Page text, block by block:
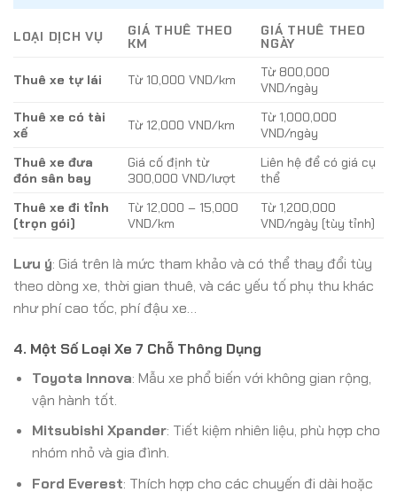
LOẠI DỊCH VỤ
GIÁ THUÊ THEO
KM
GIÁ THUÊ THEO
NGÀY
Thuê xe tự lái Từ 10,000 VND/km
Từ 800,000
VND/ngày
Thuê xe có tài
xế
Từ 12,000 VND/km
Từ 1,000,000
VND/ngày
Thuê xe đưa
đón sân bay
Giá cố định từ
300,000 VND/lượt
Liên hệ để có giá cụ
thể
Thuê xe đi tỉnh
(trọn gói)
Từ 12,000 – 15,000
VND/km
Từ 1,200,000
VND/ngày (tùy tỉnh)
Lưu ý: Giá trên là mức tham khảo và có thể thay đổi tùy
theo dòng xe, thời gian thuê, và các yếu tố phụ thu khác
như phí cao tốc, phí đậu xe…
4. Một Số Loại Xe 7 Chỗ Thông Dụng
Toyota Innova: Mẫu xe phổ biến với không gian rộng,
vận hành tốt.
Mitsubishi Xpander: Tiết kiệm nhiên liệu, phù hợp cho
nhóm nhỏ và gia đình.
Ford Everest: Thích hợp cho các chuyến đi dài hoặc